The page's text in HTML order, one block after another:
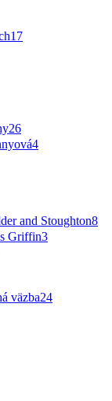
17
26
4
and Stoughton8
Griffin3
väzba24